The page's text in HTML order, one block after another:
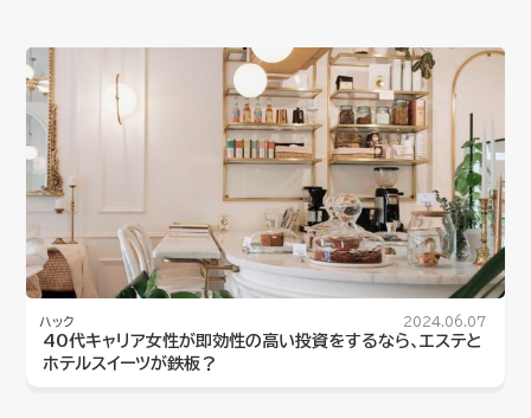
ハック 2024.06.07
40代キャリア女性が即効性の高い投資をするなら、エステと
ホテルスイーツが鉄板？